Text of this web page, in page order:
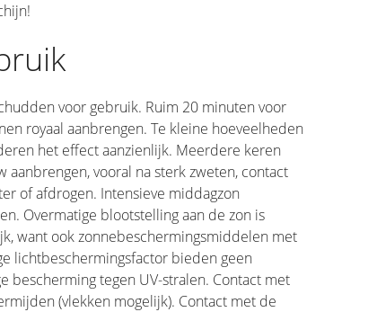
voor gebruik. Ruim 20 minuten voor
royaal aanbrengen. Te kleine hoeveelheden
het effect aanzienlijk. Meerdere keren
aanbrengen, vooral na sterk zweten, contact
of afdrogen. Intensieve middagzon
Overmatige blootstelling aan de zon is
want ook zonnebeschermingsmiddelen met
lichtbeschermingsfactor bieden geen
bescherming tegen UV-stralen. Contact met
(vlekken mogelijk). Contact met de